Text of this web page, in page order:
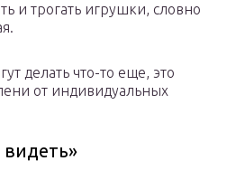
и трогать игрушки, словно
делать что-то еще, это
от индивидуальных
видеть»